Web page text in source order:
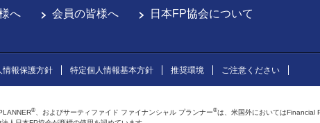
へ 会員の皆様へ 日本FP協会について
情報保護方針 特定個人情報基本方針 推奨環境 ご注意ください
® 、およびサーティファイド ファイナンシャル プランナー®は、米国外においてはFinancial